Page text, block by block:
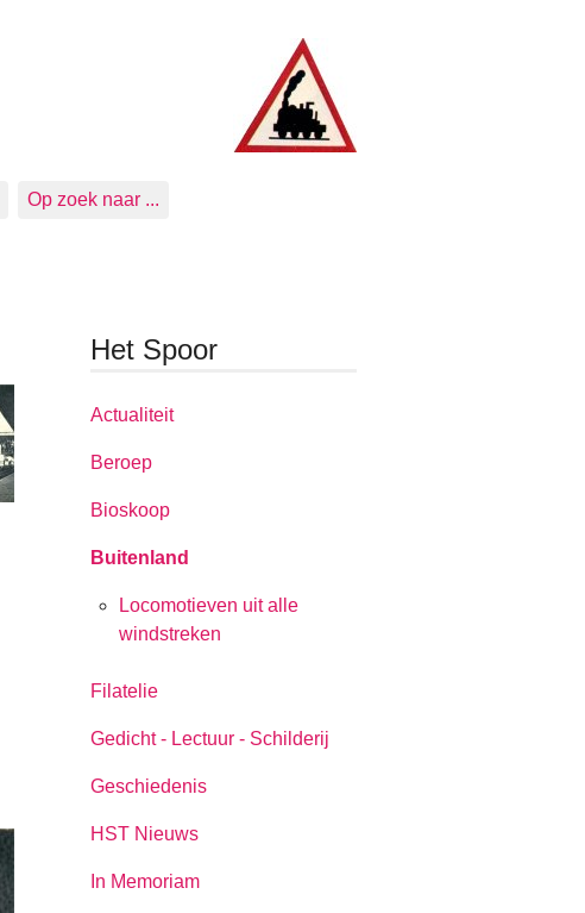
Op zoek naar ...
Het Spoor
Actualiteit
Beroep
Bioskoop
Buitenland
Locomotieven uit alle
windstreken
Filatelie
Gedicht - Lectuur - Schilderij
Geschiedenis
HST Nieuws
In Memoriam